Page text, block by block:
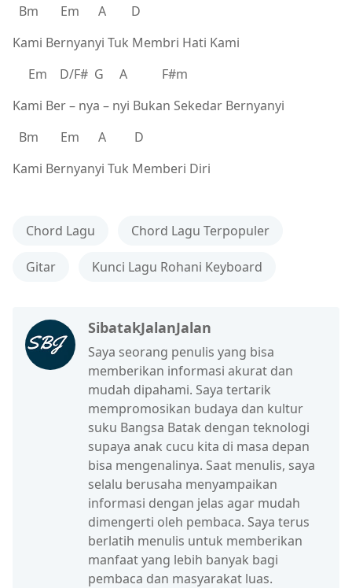
Bm Em A D
Kami Bernyanyi Tuk Membri Hati Kami
Em D/F# G A F#m
Kami Ber – nya – nyi Bukan Sekedar Bernyanyi
Bm Em A D
Kami Bernyanyi Tuk Memberi Diri
Chord Lagu Chord Lagu Terpopuler
Gitar Kunci Lagu Rohani Keyboard
SibatakJalanJalan
Saya seorang penulis yang bisa
memberikan informasi akurat dan
mudah dipahami. Saya tertarik
mempromosikan budaya dan kultur
suku Bangsa Batak dengan teknologi
supaya anak cucu kita di masa depan
bisa mengenalinya. Saat menulis, saya
selalu berusaha menyampaikan
informasi dengan jelas agar mudah
dimengerti oleh pembaca. Saya terus
berlatih menulis untuk memberikan
manfaat yang lebih banyak bagi
pembaca dan masyarakat luas.